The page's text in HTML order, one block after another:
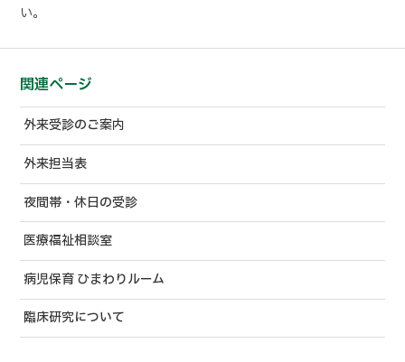
い。
関連ページ
外来受診のご案内
外来担当表
夜間帯・休日の受診
医療福祉相談室
病児保育 ひまわりルーム
臨床研究について